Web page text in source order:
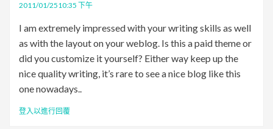
2011/01/2510:35 下午
I am extremely impressed with your writing skills as well
as with the layout on your weblog. Is this a paid theme or
did you customize it yourself? Either way keep up the
nice quality writing, it’s rare to see a nice blog like this
one nowadays..
登入以進行回覆